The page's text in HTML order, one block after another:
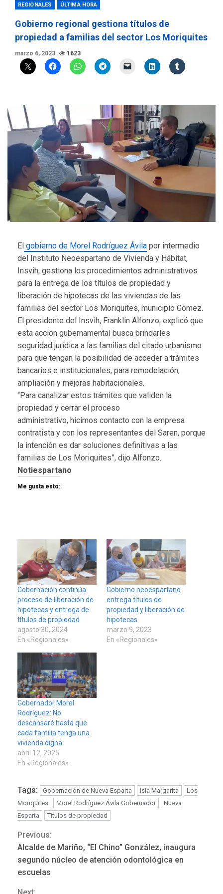
REGIONALES ÚLTIMA HORA
Gobierno regional gestiona títulos de
propiedad a familias del sector Los Moriquites
marzo 6, 2023 1623
El gobierno de Morel Rodríguez Ávila por intermedio
del Instituto Neoespartano de Vivienda y Hábitat,
Insvih, gestiona los procedimientos administrativos
para la entrega de los títulos de propiedad y
liberación de hipotecas de las viviendas de las
familias del sector Los Moriquites, municipio Gómez.
El presidente del Insvih, Franklin Alfonzo, explicó que
esta acción gubernamental busca brindarles
seguridad jurídica a las familias del citado urbanismo
para que tengan la posibilidad de acceder a trámites
bancarios e institucionales, para remodelación,
ampliación y mejoras habitacionales.
“Para canalizar estos trámites que validen la
propiedad y cerrar el proceso
administrativo, hicimos contacto con la empresa
contratista y con los representantes del Saren, porque
la intención es dar soluciones definitivas a las
familias de Los Moriquites”, dijo Alfonzo.
Notiespartano
Me gusta esto:
Gobernación continúa
proceso de liberación de
hipotecas y entrega de
títulos de propiedad
agosto 30, 2024
En «Regionales»
Gobierno neoespartano
entrega títulos de
propiedad y liberación de
hipotecas
marzo 9, 2023
En «Regionales»
Gobernador Morel
Rodríguez: No
descansaré hasta que
cada familia tenga una
vivienda digna
abril 12, 2025
En «Regionales»
Tags: Gobernación de Nueva Esparta isla Margarita
Los
Moriquites
Morel Rodríguez Ávila Gobernador
Nueva
Esparta
Títulos de propiedad
Continue
Reading
Previous:
Alcalde de Mariño, “El Chino” González, inaugura
segundo núcleo de atención odontológica en
escuelas
LATINOAMÉRICA Y CARIBE